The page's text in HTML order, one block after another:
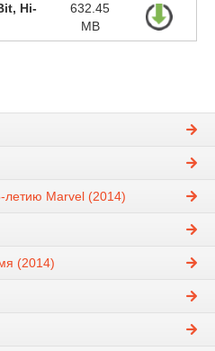
Hi-
632.45
MB
летию Marvel (2014)
(2014)